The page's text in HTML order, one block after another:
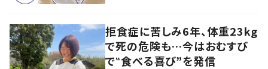
拒食症に苦しみ6年、体重23kg
で死の危険も…今はおむすび
で‟食べる喜び”を発信